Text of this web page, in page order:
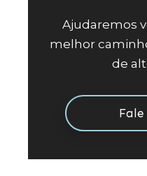
Ajudaremos
melhor
de
Fale